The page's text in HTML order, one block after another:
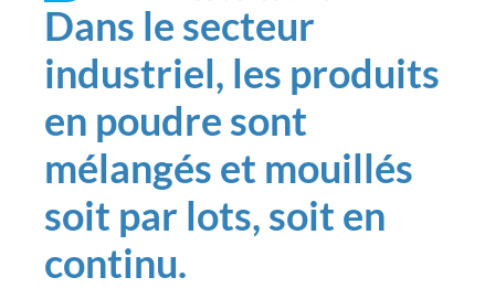
Dans le secteur
industriel, les produits
en poudre sont
mélangés et mouillés
soit par lots, soit en
continu.